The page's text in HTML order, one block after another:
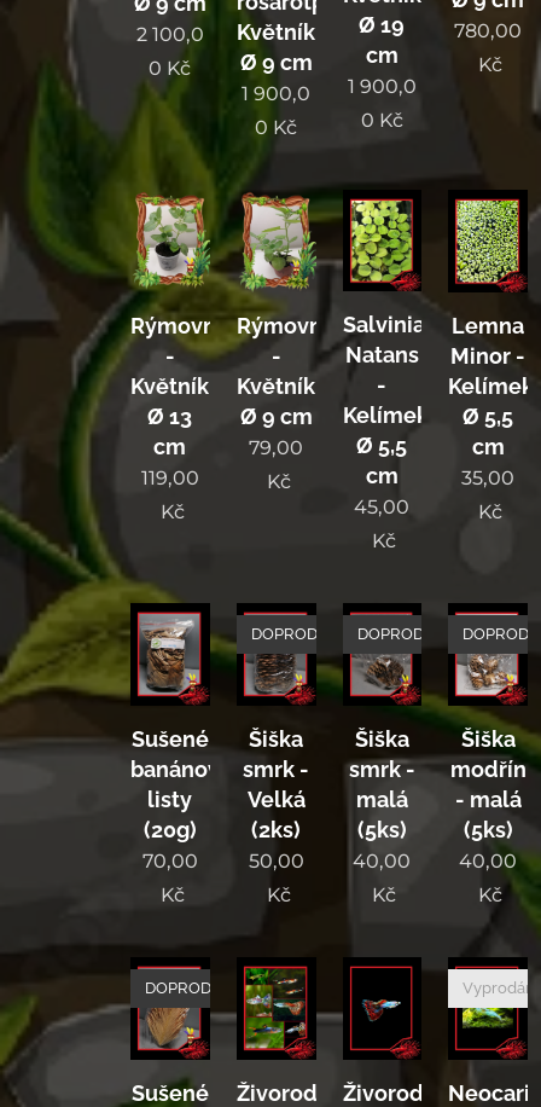
2 100,0
0 Kč
Květník
Ø 9 cm
1 900,0
0 Kč
Ø 19
cm
1 900,0
0 Kč
780,00
Kč
Rýmovník
-
Květník
Ø 13
cm
119,00
Kč
Rýmovník
-
Květník
Ø 9 cm
79,00
Kč
Salvinia
Natans
-
Kelímek
Ø 5,5
cm
45,00
Kč
Lemna
Minor -
Kelímek
Ø 5,5
cm
35,00
Kč
Sušené
banánové
listy
(20g)
70,00
Kč
Šiška
smrk -
Velká
(2ks)
DOPRODEJ
50,00
Kč
Šiška
smrk -
malá
(5ks)
DOPRODEJ
40,00
Kč
Šiška
modřín
- malá
(5ks)
40,00
Kč
Sušené
DOPRODEJ
Živorodka Živorodka